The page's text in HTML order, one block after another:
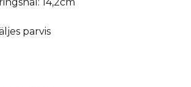
14,2cm
parvis